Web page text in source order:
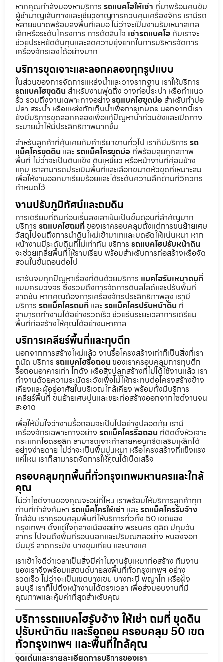
หากคุณกำลังมองหาบริการ รถแบคโฮให้เช่า ที่มาพร้อมคนขับ
ผู้ชำนาญเส้นทางและเชี่ยวชาญการควบคุมเครื่องจักร เรามีรถ
หลายขนาดพร้อมลงพื้นที่เสมอ ไม่ว่าจะเป็นงานรับเหมาสเกล
เล็กหรือระดับโครงการ การตัดสินใจ เช่ารถแบคโฮ กับเราจะ
ช่วยประหยัดต้นทุนและลดความยุ่งยากในการบริหารจัดการ
เครื่องจักรเองได้อย่างมาก
บริการขุดเจาะและลอกคลองทุกรูปแบบ
ในส่วนของการจัดการแหล่งน้ำและวางรากฐาน เราให้บริการ
รถแบคโฮขุดดิน สำหรับงานฟุตติ้ง วางท่อประปา หรือทำแนว
รั้ว รวมถึงงานเฉพาะทางอย่าง รถแบคโฮขุดบ่อ สำหรับทำบ่อ
ปลา สระน้ำ หรือแหล่งกักเก็บน้ำเพื่อการเกษตร นอกจากนี้เรา
ยังมีบริการขุดลอกคลองเพื่อแก้ปัญหาน้ำท่วมขังและเปิดทาง
ระบายน้ำให้มีประสิทธิภาพมากขึ้น
สำหรับลูกค้าที่คุ้นเคยกับคำเรียกขานทั่วไป เราก็มีบริการ รถ
แม็คโครขุดดิน และ รถแม็คโครขุดบ่อ ที่พร้อมลุยทุกสภาพ
พื้นที่ ไม่ว่าจะเป็นดินแข็ง ดินเหนียว หรือหน้างานที่ค่อนข้าง
แคบ เราสามารถประเมินพื้นที่และเลือกขนาดหัวขุดที่เหมาะสม
เพื่อให้งานออกมาเรียบร้อยและได้ระดับความลึกตามที่วิศวกร
กำหนดไว้
งานปรับภูมิทัศน์และถมดิน
การเตรียมที่ดินก่อนเริ่มลงเสาเข็มเป็นขั้นตอนที่สำคัญมาก
บริการ รถแบคโฮถมที่ ของเราครอบคลุมตั้งแต่การขนย้ายเศษ
วัสดุไปจนถึงการนำดินใหม่เข้ามาเทและบดอัดให้แน่นหนา หาก
หน้างานมีระดับดินที่ไม่เท่ากัน บริการ รถแบคโฮปรับหน้าดิน
จะช่วยเกลี่ยพื้นที่ให้ราบเรียบ พร้อมสำหรับการก่อสร้างหรือจัด
สวนในขั้นตอนต่อไป
เรารับจบทุกปัญหาเรื่องที่ดินด้วยบริการ แบคโฮรับเหมาถมที่
แบบครบวงจร ซึ่งรวมถึงการจัดการดินสไลด์และปรับพื้นที่
ลาดชัน หากคุณต้องการเครื่องจักรประสิทธิภาพสูง เรามี
บริการ รถแม็คโครถมที่ และ รถแม็คโครปรับหน้าดิน ที่
สามารถทำงานได้อย่างรวดเร็ว ช่วยร่นระยะเวลาการเตรียม
พื้นที่ก่อสร้างให้คุณได้อย่างมหาศาล
บริการเคลียร์พื้นที่และทุบตึก
นอกจากการสร้างใหม่แล้ว งานรื้อโครงสร้างเก่าก็เป็นสิ่งที่เรา
ถนัด บริการ รถแบคโฮรื้อถอน ของเราครอบคลุมการทุบตึก
รื้อถอนอาคารเก่า โกดัง หรือสิ่งปลูกสร้างที่ไม่ได้ใช้งานแล้ว เรา
ทำงานด้วยความระมัดระวังเพื่อไม่ให้กระทบต่อโครงสร้างข้าง
เคียงและผู้อยู่อาศัยในบริเวณใกล้เคียง พร้อมทั้งมีบริการ
เคลียร์พื้นที่ ขนย้ายเศษปูนและขยะก่อสร้างออกจากไซต์งานจน
สะอาด
เพื่อให้มั่นใจว่างานรื้อถอนจะเป็นไปอย่างปลอดภัย เรามี
เครื่องจักรเฉพาะทางอย่าง รถแม็คโครรื้อถอน ที่ติดตั้งหัวเจาะ
กระแทกไฮดรอลิก สามารถเจาะทำลายคอนกรีตเสริมเหล็กได้
อย่างง่ายดาย ไม่ว่าจะเป็นพื้นปูนหนา หรือโครงสร้างที่แข็งแรง
แค่ไหน เราก็สามารถจัดการให้คุณได้เบ็ดเสร็จ
ครอบคลุมทุกพื้นที่ทั่วกรุงเทพมหานครและใกล้
คุณ
ไม่ว่าไซต์งานของคุณจะอยู่ที่ไหน เราพร้อมให้บริการลูกค้าทุก
ท่านที่กำลังค้นหา รถแม็คโครให้เช่า และ รถแม็คโครรับจ้าง
ใกล้ฉัน เราครอบคลุมพื้นที่ให้บริการทั่วทั้ง 50 เขตของ
กรุงเทพฯ ตั้งแต่ใจกลางเมืองอย่าง พระนคร ดุสิต ปทุมวัน
สาทร ไปจนถึงพื้นที่รอบนอกและปริมณฑลอย่าง หนองจอก
มีนบุรี ลาดกระบัง บางขุนเทียน และบางแค
เราเข้าใจดีว่าเวลาเป็นสิ่งมีค่าในงานรับเหมาก่อสร้าง ทีมงาน
ของเราจึงพร้อมแสตนด์บายลงพื้นที่ทั่วกรุงเทพฯ อย่าง
รวดเร็ว ไม่ว่าจะเป็นเขตบางเขน บางกะปิ พญาไท หรือฝั่ง
ธนบุรี เราก็ไปถึงหน้างานได้ตรงเวลา เพื่อส่งมอบงานที่มี
คุณภาพและคุ้มค่าที่สุดสำหรับคุณ
บริการรถแบคโฮรับจ้าง ให้เช่า ถมที่ ขุดดิน
ปรับหน้าดิน และรื้อถอน ครอบคลุม 50 เขต
ทั่วกรุงเทพฯ และพื้นที่ใกล้คุณ
จุดเด่นและรายละเอียดการบริการของเรา